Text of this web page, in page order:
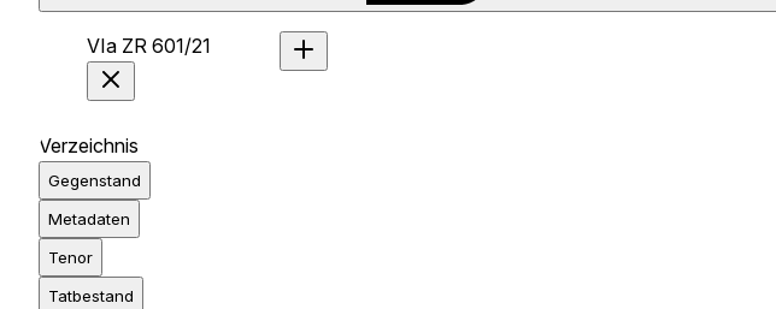
VIa ZR 601/21
Verzeichnis
Gegenstand
Metadaten
Tenor
Tatbestand